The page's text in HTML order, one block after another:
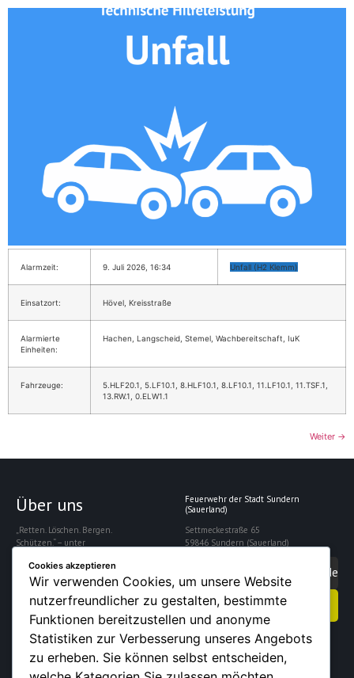
Alarmzeit: 9. Juli 2026, 16:34 Unfall (H2 Klemm)
Einsatzort: Hövel, Kreisstraße
Alarmierte
Einheiten:
Hachen, Langscheid, Stemel, Wachbereitschaft, IuK
Fahrzeuge:
5.HLF20.1, 5.LF10.1, 8.HLF10.1, 8.LF10.1, 11.LF10.1, 11.TSF.1,
13.RW.1, 0.ELW1.1
Weiter →
Über uns
„Retten. Löschen. Bergen.
Schützen.“ – unter
gewährleistet die
Freiwillige Feuerwehr
Sundern die Sicherheit
der rund 28.000
Einwohner der Stadt.
Feuerwehr der Stadt Sundern
(Sauerland)
Settmeckestraße 65
59846 Sundern (Sauerland)
info@feuerwehrsundern.de
Kontakt aufnehmen
Cookies akzeptieren
Wir verwenden Cookies, um unsere Website
nutzerfreundlicher zu gestalten, bestimmte
Funktionen bereitzustellen und anonyme
Statistiken zur Verbesserung unseres Angebots
zu erheben. Sie können selbst entscheiden,